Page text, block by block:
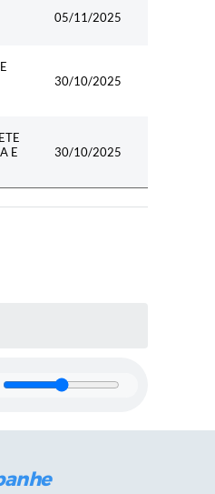
05/11/2025
30/10/2025
E
30/10/2025